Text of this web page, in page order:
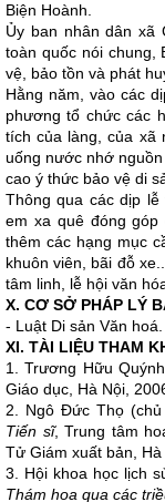
Biện Hoành.
Ủy ban nhân dân xã
toàn quốc nói chung,
vệ, bảo tồn và phát
Hằng năm, vào các
phương tổ chức các
tích của làng, của xã
uống nước nhớ
cao ý thức bảo vệ di
Thông qua các dịp
em xa quê đóng
thêm các hạng mục
khuôn viên, bãi đỗ
tâm linh, lễ hội văn
X. CƠ SỞ PHÁP LÝ
- Luật Di sản Văn hoá.
XI. TÀI LIỆU THAM
1. Trương Hữu
Giáo dục, Hà Nội,
2. Ngô Đức Thọ (chủ
Tiến sĩ, Trung tâm
Tử Giám xuất bản, Hà
3. Hội khoa học lịch
Thám hoa qua các